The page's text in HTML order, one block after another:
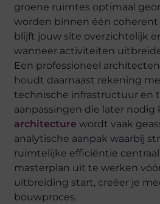
groene ruimtes optimaal
worden binnen één coherent
blijft jouw site overzichtelijk
wanneer activiteiten
Een professioneel
houdt daarnaast rekening
technische infrastructuur en
aanpassingen die later
architecture wordt vaak
analytische aanpak waarbij
ruimtelijke efficiëntie centraal
masterplan uit te werken
uitbreiding start, creëer je
bouwproces.